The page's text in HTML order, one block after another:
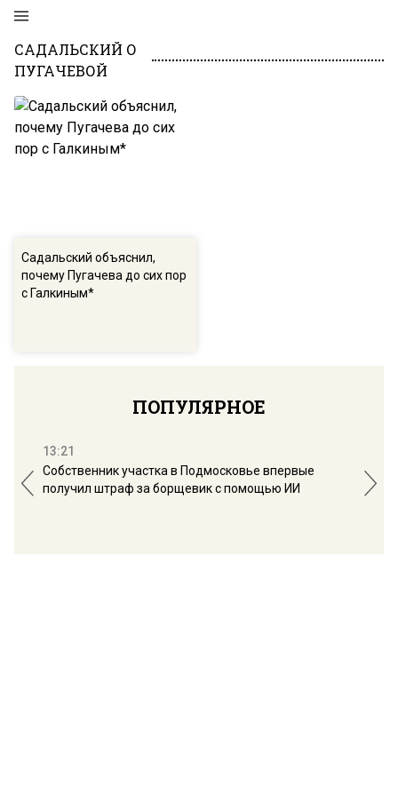
САДАЛЬСКИЙ О
ПУГАЧЕВОЙ
Садальский объяснил,
почему Пугачева до сих пор
с Галкиным*
ПОПУЛЯРНОЕ
13:21
Собственник участка в Подмосковье впервые
получил штраф за борщевик с помощью ИИ